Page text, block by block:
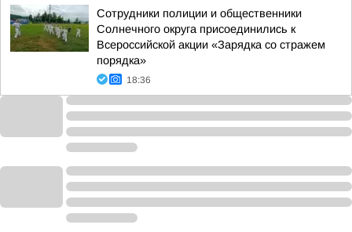
Сотрудники полиции и общественники
Солнечного округа присоединились к
Всероссийской акции «Зарядка со стражем
порядка»
18:36